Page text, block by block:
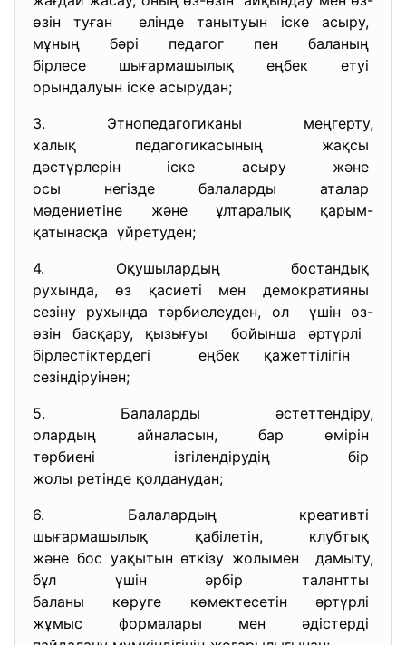
өзін туған елінде танытуын іске асыру,
мұның бәрі педагог пен баланың
бірлесе шығармашылық еңбек етуі
орындалуын іске асырудан;
3. Этнопедагогиканы меңгерту,
халық педагогикасының жақсы
дәстүрлерін іске асыру және
осы негізде балаларды аталар
мәдениетіне және ұлтаралық қарым-
қатынасқа үйретуден;
4. Оқушылардың бостандық
рухында, өз қасиеті мен демократияны
сезіну рухында тәрбиелеуден, ол үшін өз-
өзін басқару, қызығуы бойынша әртүрлі
бірлестіктердегі еңбек қажеттілігін
сезіндіруінен;
5. Балаларды әстеттендіру,
олардың айналасын, бар өмірін
тәрбиені ізгілендірудің бір
жолы ретінде қолданудан;
6. Балалардың креативті
шығармашылық қабілетін, клубтық
және бос уақытын өткізу жолымен дамыту,
бұл үшін әрбір талантты
баланы көруге көмектесетін әртүрлі
жұмыс формалары мен әдістерді